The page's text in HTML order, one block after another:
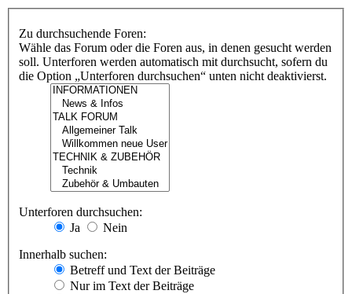
Zu durchsuchende Foren:
Wähle das Forum oder die Foren aus, in denen gesucht werden
soll. Unterforen werden automatisch mit durchsucht, sofern du
die Option „Unterforen durchsuchen“ unten nicht deaktivierst.
Unterforen durchsuchen:
Ja
Nein
Innerhalb suchen:
Betreff und Text der Beiträge
Nur im Text der Beiträge